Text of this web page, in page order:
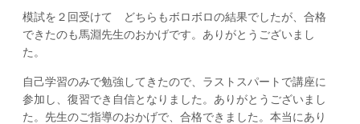
模試を２回受けて どちらもボロボロの結果でしたが、合格
できたのも馬淵先生のおかげです。ありがとうございまし
た。
自己学習のみで勉強してきたので、ラストスパートで講座に
参加し、復習でき自信となりました。ありがとうございまし
た。先生のご指導のおかげで、合格できました。本当にあり